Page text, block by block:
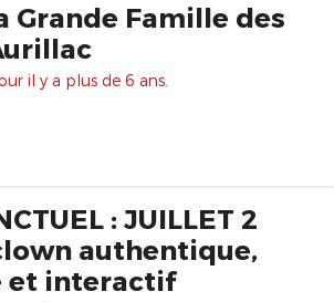
Grande Famille des
il y a plus de 6 ans.
: JUILLET 2
authentique,
et interactif